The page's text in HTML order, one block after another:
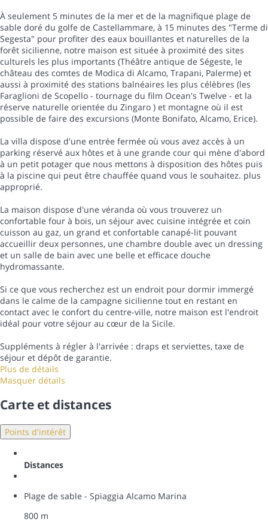
À seulement 5 minutes de la mer et de la magnifique plage de
sable doré du golfe de Castellammare, à 15 minutes des "Terme di
Segesta" pour profiter des eaux bouillantes et naturelles de la
forêt sicilienne, notre maison est située à proximité des sites
culturels les plus importants (Théâtre antique de Ségeste, le
château des comtes de Modica di Alcamo, Trapani, Palerme) et
aussi à proximité des stations balnéaires les plus célèbres (les
Faraglioni de Scopello - tournage du film Ocean's Twelve - et la
réserve naturelle orientée du Zingaro ) et montagne où il est
possible de faire des excursions (Monte Bonifato, Alcamo, Erice).
La villa dispose d'une entrée fermée où vous avez accès à un
parking réservé aux hôtes et à une grande cour qui mène d'abord
à un petit potager que nous mettons à disposition des hôtes puis
à la piscine qui peut être chauffée quand vous le souhaitez. plus
approprié.
La maison dispose d'une véranda où vous trouverez un
confortable four à bois, un séjour avec cuisine intégrée et coin
cuisson au gaz, un grand et confortable canapé-lit pouvant
accueillir deux personnes, une chambre double avec un dressing
et un salle de bain avec une belle et efficace douche
hydromassante.
Si ce que vous recherchez est un endroit pour dormir immergé
dans le calme de la campagne sicilienne tout en restant en
contact avec le confort du centre-ville, notre maison est l'endroit
idéal pour votre séjour au cœur de la Sicile.
Suppléments à régler à l'arrivée : draps et serviettes, taxe de
séjour et dépôt de garantie.
Plus de détails
Masquer détails
Carte et distances
Points d'intérêt
Distances
Plage de sable - Spiaggia Alcamo Marina
800 m